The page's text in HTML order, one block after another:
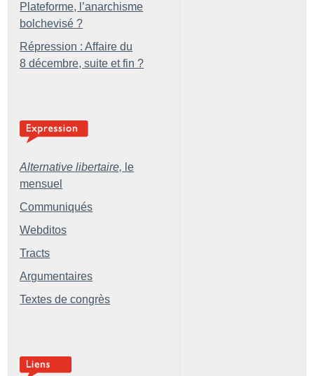
Plateforme, l’anarchisme
bolchevisé ?
Répression : Affaire du
8 décembre, suite et fin ?
Alternative libertaire, le
mensuel
Communiqués
Webditos
Tracts
Argumentaires
Textes de congrès